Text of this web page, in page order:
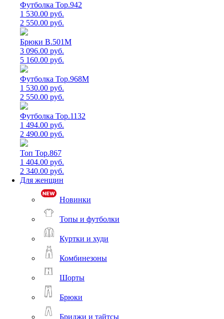
Футболка Top.942
1 530.00 руб.
2 550.00 руб.
Брюки B.501M
3 096.00 руб.
5 160.00 руб.
Футболка Top.968M
1 530.00 руб.
2 550.00 руб.
Футболка Top.1132
1 494.00 руб.
2 490.00 руб.
Топ Top.867
1 404.00 руб.
2 340.00 руб.
Для женщин
Новинки
Топы и футболки
Куртки и худи
Комбинезоны
Шорты
Брюки
Бриджи и тайтсы